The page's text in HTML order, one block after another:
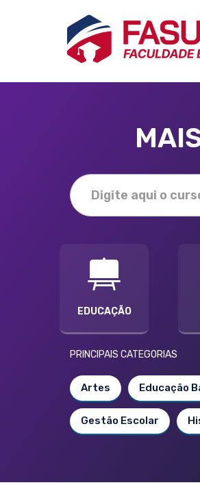
EDUCAÇÃO
PRINCIPAIS CATEGORIAS
Artes Educação
Gestão Escolar